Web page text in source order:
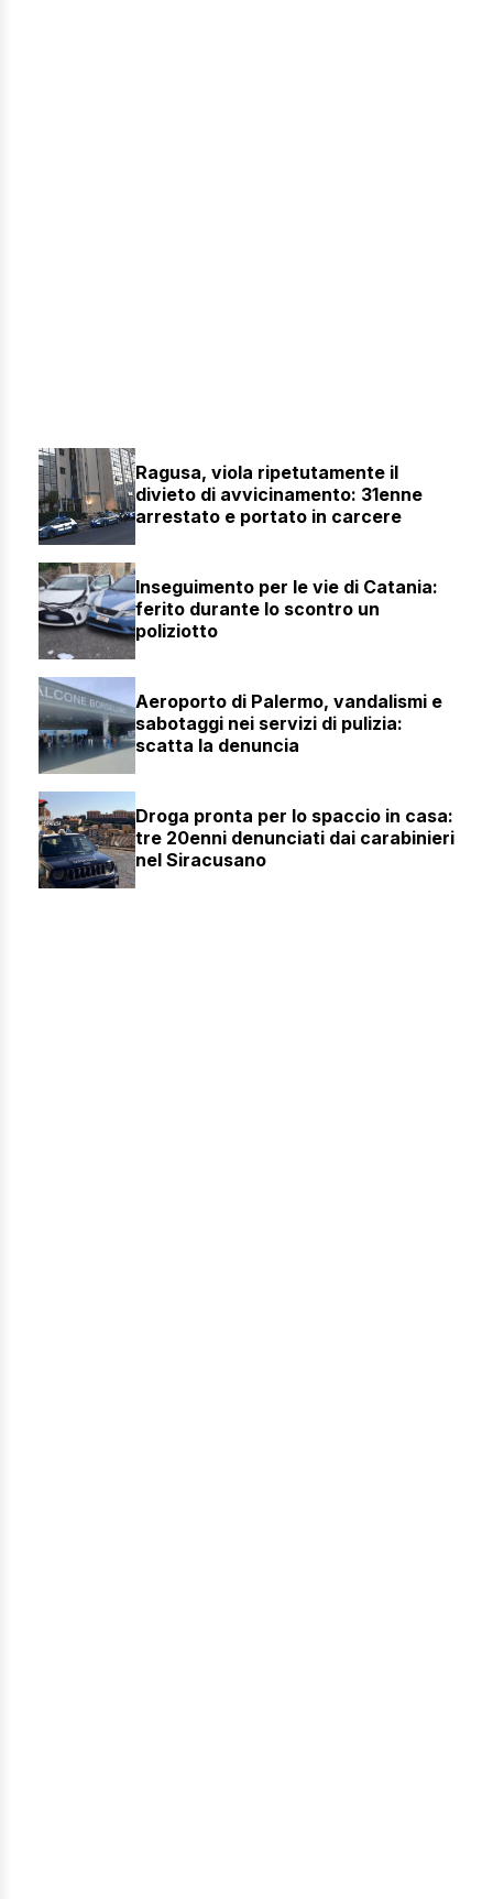
Ragusa, viola ripetutamente il
divieto di avvicinamento: 31enne
arrestato e portato in carcere
Inseguimento per le vie di Catania:
ferito durante lo scontro un
poliziotto
Aeroporto di Palermo, vandalismi e
sabotaggi nei servizi di pulizia:
scatta la denuncia
Droga pronta per lo spaccio in casa:
tre 20enni denunciati dai carabinieri
nel Siracusano